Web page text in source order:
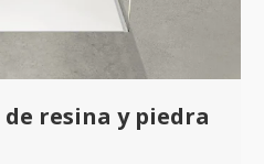
resina y piedra